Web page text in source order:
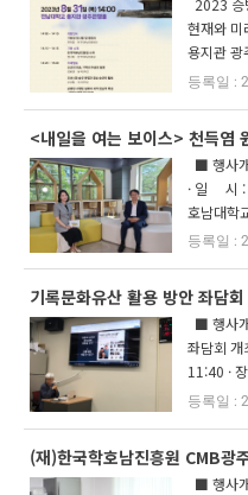
2023 승
현재와
용지관
(한국학
<내일을 여는 보이스> 천득염
■ 행사
· 일 시 :
호남대학
기록문화유산 활용 방안 좌담
■ 행사
좌담회
11:40 ·
(재)한국학호남진흥원 CMB광
■ 행사